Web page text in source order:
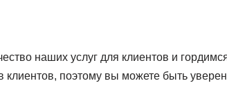
наших услуг для клиентов и
поэтому вы можете быть